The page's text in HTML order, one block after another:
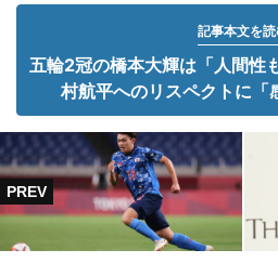
記事本文を
五輪2冠の橋本大輝は「人間
村航平へのリスペクトに「